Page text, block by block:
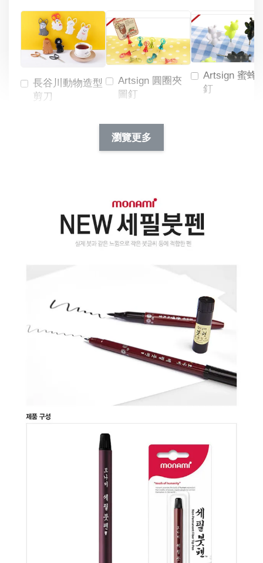
長谷川動物造型
剪刀
Artsign 圓圈夾
圖釘
NT$ 19.00
NT$ 66.00
Artsign 蜜蜂
釘
瀏覽更多